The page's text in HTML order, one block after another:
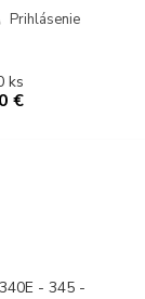
Prihlásenie
ks
0 €
- 345 -